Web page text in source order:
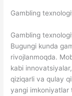
Gambling
Gambling
Bugungi kunda
rivojlanmoqda.
kabi
qiziqarli va qulay
yangi imkoniyatlar